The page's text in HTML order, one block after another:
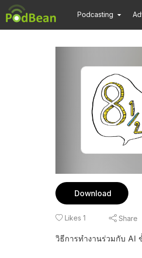
Podcasting
Download
Likes 1 Share
วิธีการทำงานร่วมกับ AI